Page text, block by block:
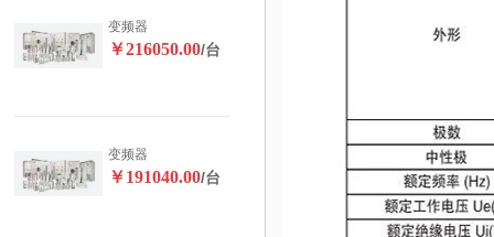
变频器
￥216050.00/台
变频器
￥191040.00/台